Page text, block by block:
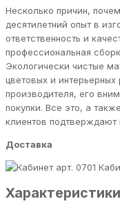
Несколько причин,
десятилетний опыт в
ответственность и
профессиональная
Экологически чистые
цветовых и
производителя, его
покупки. Все это, а
клиентов
Доставка
Характеристики